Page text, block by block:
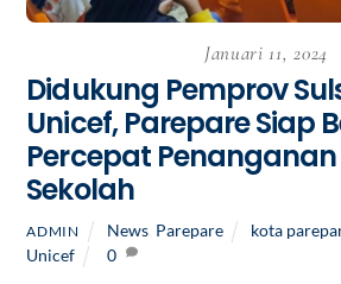
Januari 11, 2024
Didukung Pemprov
Unicef, Parepare Siap
Percepat
Sekolah
ADMIN News, Parepare kota
Unicef
0